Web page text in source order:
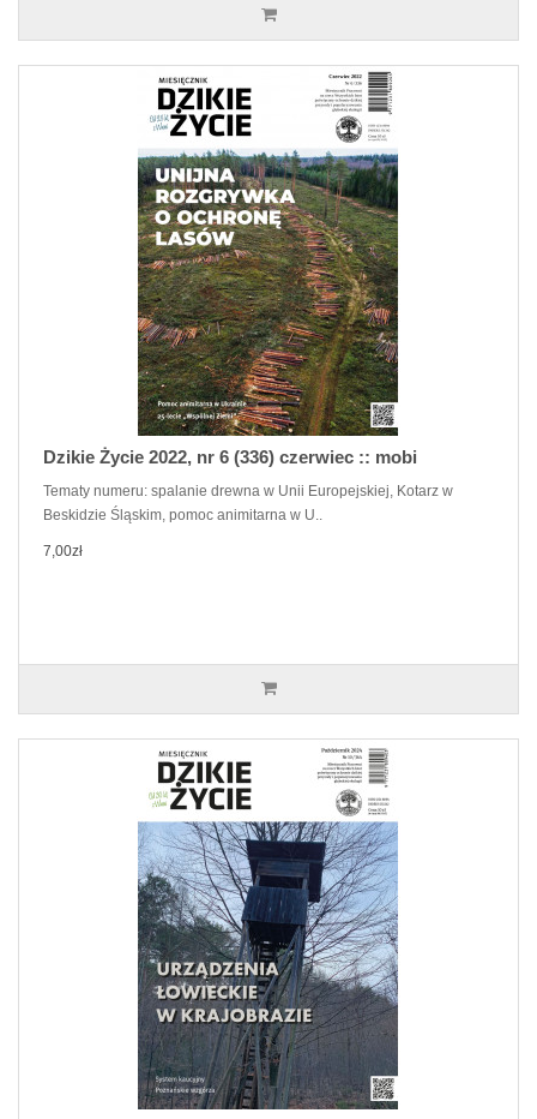
Dzikie Życie 2022, nr 6 (336) czerwiec :: mobi
Tematy numeru: spalanie drewna w Unii Europejskiej, Kotarz w
Beskidzie Śląskim, pomoc animitarna w U..
7,00zł